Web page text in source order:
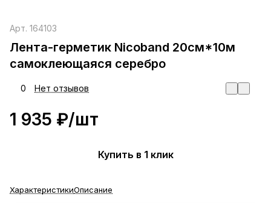
Арт. 164103
Лента-герметик Nicoband 20см*10м
самоклеющаяся серебро
0 Нет отзывов
1 935 ₽/шт
Купить в 1 клик
ХарактеристикиОписание